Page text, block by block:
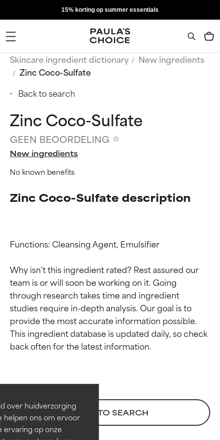
over huidverzorging
helpen ons om ervoor
ervaring op onze
15% korting op summer essentials
Skincare ingredient dictionary
New ingredients
Zinc Coco-Sulfate
Back to search
Zinc Coco-Sulfate
GEEN BEOORDELING
New ingredients
No known benefits
Zinc Coco-Sulfate description
Functions: Cleansing Agent, Emulsifier
Why isn’t this ingredient rated? Rest assured our
team is or will soon be working on it. Going
through research takes time and ingredient
studies require in-depth analysis. Our goal is to
provide the most accurate information possible.
This ingredient database is updated daily, so check
BACK TO SEARCH
Beoordelingen van
Bewezen en ondersteund door
onafhankelijk onderzoek.
Uitstekend actief ingrediënt
voor de meeste huidtypen of
Beoordelingen van
Bewezen en ondersteund door
onafhankelijk onderzoek.
Uitstekend actief ingrediënt
voor de meeste huidtypen of